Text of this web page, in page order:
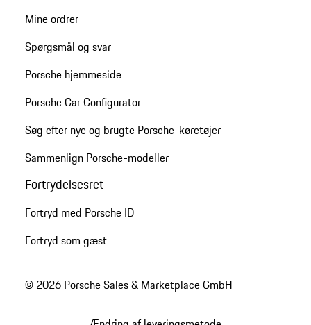
Mine ordrer
Spørgsmål og svar
Porsche hjemmeside
Porsche Car Configurator
Søg efter nye og brugte Porsche-køretøjer
Sammenlign Porsche-modeller
Fortrydelsesret
Fortryd med Porsche ID
Fortryd som gæst
© 2026 Porsche Sales & Marketplace GmbH